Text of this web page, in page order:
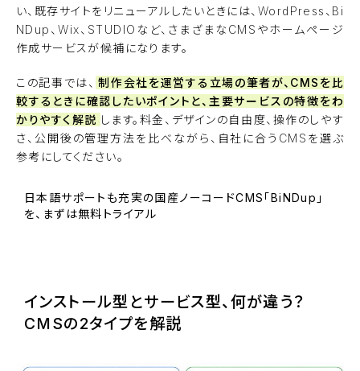
い、既存サイトをリニューアルしたいときには、WordPress、 Bi
NDup 、Wix、STUDIOなど、さまざまなCMSやホームページ
作成サービスが候補になります。
この記事では、 制作会社を運営する立場の筆者が、CMSを比
較するときに確認したいポイントと、主要サービスの特徴をわ
かりやすく解説 します。料金、デザインの自由度、操作のしやす
さ、公開後の管理方法を比べながら、自社に合うCMSを選ぶ
参考にしてください。
日本語サポートも充実の国産ノーコードCMS「BiNDup」
を、まずは無料トライアル
インストール型とサービス型、何が違う？
CMSの2タイプを解説